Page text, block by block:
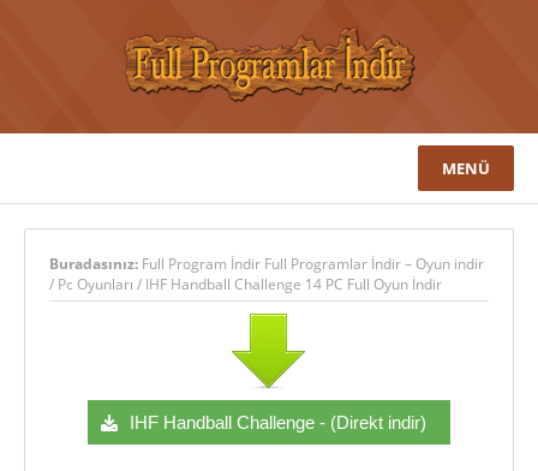
MENÜ
Buradasınız: Full Program İndir Full Programlar İndir – Oyun indir
/ Pc Oyunları / IHF Handball Challenge 14 PC Full Oyun İndir
IHF Handball Challenge - (Direkt indir)